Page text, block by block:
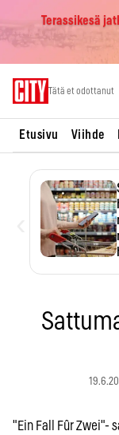
Terassikesä
Tätä et odottanut
Etusivu Viihde
"Ein Fall Fûr Zwei"-